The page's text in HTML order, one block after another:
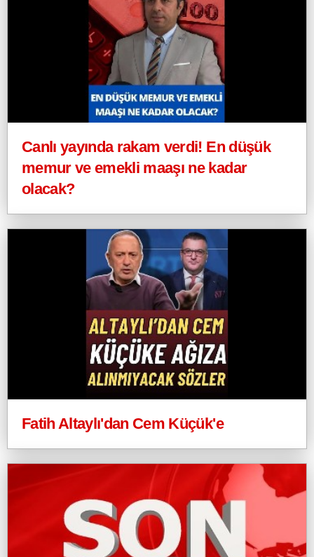
Canlı yayında rakam verdi! En düşük
memur ve emekli maaşı ne kadar
olacak?
Fatih Altaylı'dan Cem Küçük'e